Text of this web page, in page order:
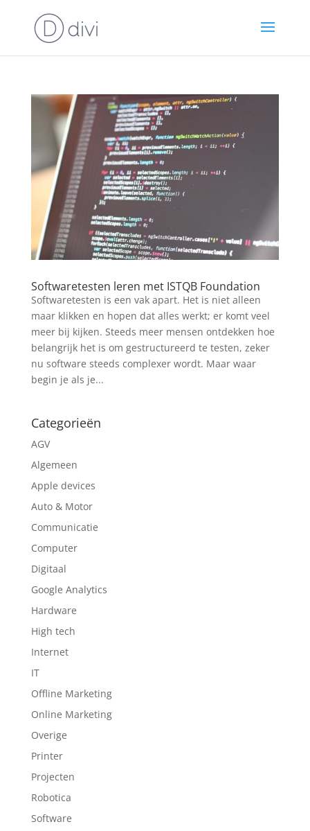
Softwaretesten leren met ISTQB Foundation
Softwaretesten is een vak apart. Het is niet alleen
maar klikken en hopen dat alles werkt; er komt veel
meer bij kijken. Steeds meer mensen ontdekken hoe
belangrijk het is om gestructureerd te testen, zeker
nu software steeds complexer wordt. Maar waar
begin je als je...
Categorieën
AGV
Algemeen
Apple devices
Auto & Motor
Communicatie
Computer
Digitaal
Google Analytics
Hardware
High tech
Internet
IT
Offline Marketing
Online Marketing
Overige
Printer
Projecten
Robotica
Software